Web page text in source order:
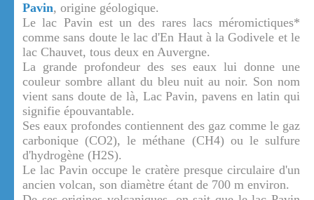
Pavin, origine géologique.
Le lac Pavin est un des rares lacs méromictiques*
comme sans doute le lac d'En Haut à la Godivele et le
lac Chauvet, tous deux en Auvergne.
La grande profondeur des ses eaux lui donne une
couleur sombre allant du bleu nuit au noir. Son nom
vient sans doute de là, Lac Pavin, pavens en latin qui
signifie épouvantable.
Ses eaux profondes contiennent des gaz comme le gaz
carbonique (CO2), le méthane (CH4) ou le sulfure
d'hydrogène (H2S).
Le lac Pavin occupe le cratère presque circulaire d'un
ancien volcan, son diamètre étant de 700 m environ.